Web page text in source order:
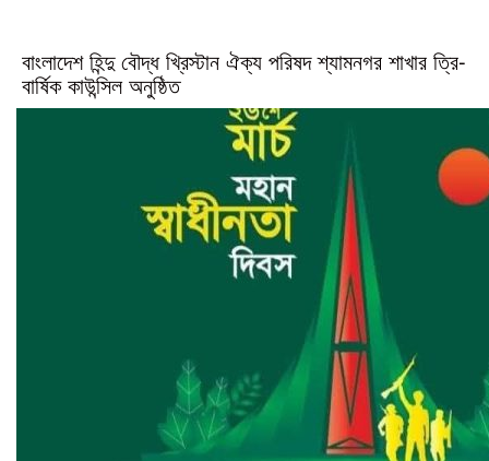
বাংলাদেশ হিন্দু বৌদ্ধ খ্রিস্টান ঐক্য পরিষদ শ্যামনগর শাখার ত্রি-
বার্ষিক কাউন্সিল অনুষ্ঠিত